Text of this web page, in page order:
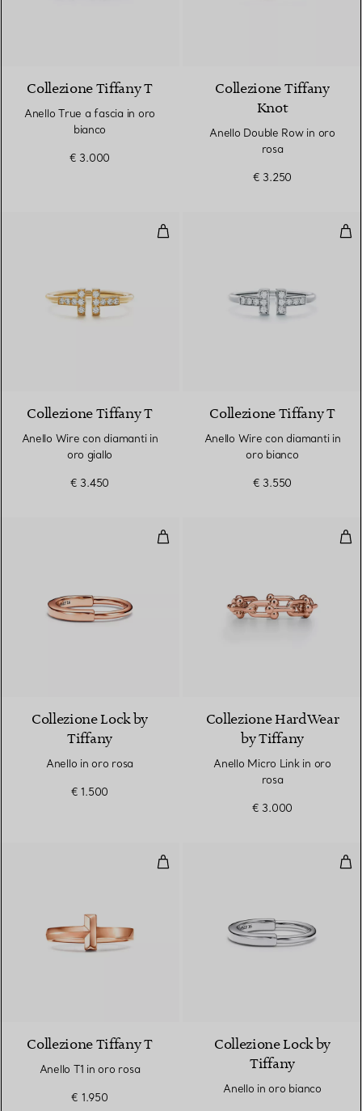
Collezione Tiffany T
Anello True a fascia in oro
bianco
€ 3.000
Collezione Tiffany
Knot
Anello Double Row in oro
rosa
€ 3.250
Anello Wire con diamanti in oro
Collezione Tiffany T
Anello Wire con diamanti in
oro giallo
€ 3.450
Collezione Tiffany T
Anello Wire con diamanti in
oro bianco
€ 3.550
Anello in oro rosa
Collezione Lock by
Tiffany
Anello in oro rosa
€ 1.500
Collezione HardWear
by Tiffany
Anello Micro Link in oro
rosa
€ 3.000
Anello T1 in oro rosa
Collezione Tiffany T
Anello T1 in oro rosa
€ 1.950
Collezione Lock by
Tiffany
Anello in oro bianco